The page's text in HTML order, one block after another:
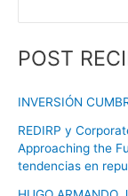
POST
INVERSIÓN
REDIRP y
Approaching the
tendencias en